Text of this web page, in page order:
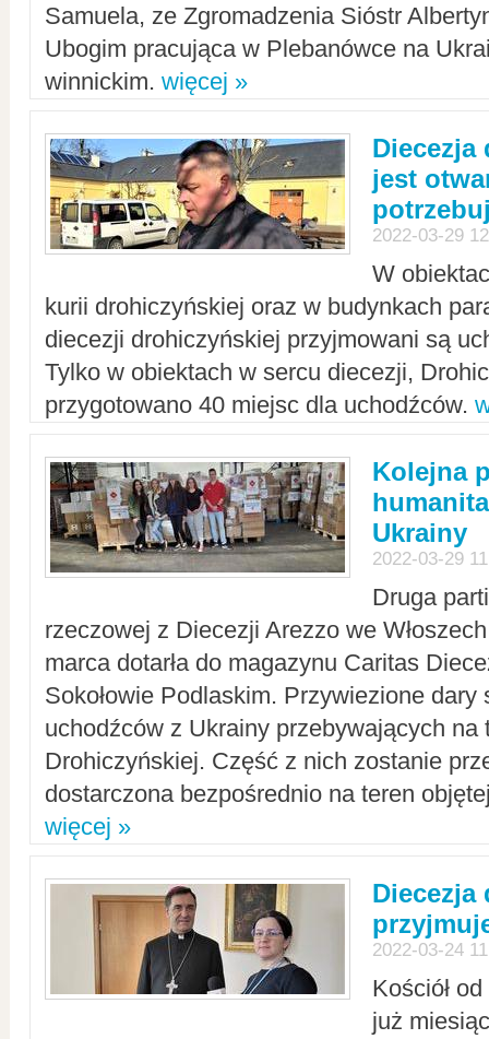
Samuela, ze Zgromadzenia Sióstr
Ubogim pracująca w Plebanówce na
winnickim. więcej »
Diecezja
jest
2022-03-29
W
kurii drohiczyńskiej oraz w budynkach
diecezji drohiczyńskiej przyjmowani są
Tylko w obiektach w sercu diecezji,
przygotowano 40 miejsc dla uchodźców.
Kolejna
Ukrainy
2022-03-29
Druga
rzeczowej z Diecezji Arezzo we
marca dotarła do magazynu Caritas
Sokołowie Podlaskim. Przywiezione dary
uchodźców z Ukrainy przebywających na
Drohiczyńskiej. Część z nich zostanie
dostarczona bezpośrednio na teren
więcej »
Diecezja
2022-03-24
Kościół
już